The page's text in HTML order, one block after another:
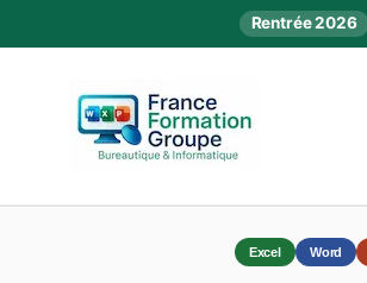
Rentrée 2026
Excel Word